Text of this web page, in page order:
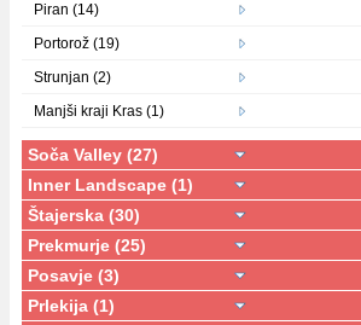
Piran (14)
Portorož (19)
Strunjan (2)
Manjši kraji Kras (1)
Soča Valley (27)
Inner Landscape (1)
Štajerska (30)
Prekmurje (25)
Posavje (3)
Prlekija (1)